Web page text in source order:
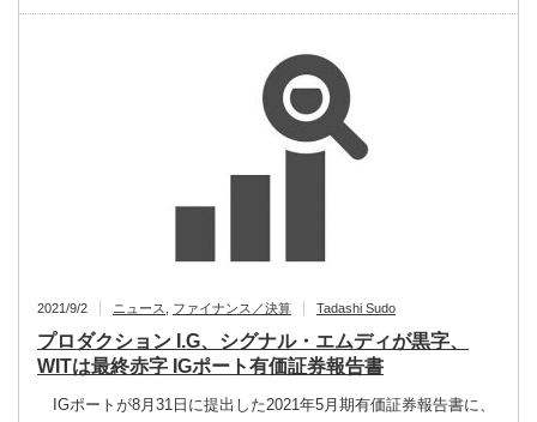
2021/9/2 ニュース ファイナンス／決算 Tadashi Sudo
プロダクション I.G、シグナル・エムディが黒字、
WITは最終赤字 IGポート有価証券報告書
IGポートが8月31日に提出した2021年5月期有価証券報告書に、